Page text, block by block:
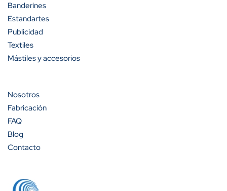
A partir de 25 unidades
A partir de 50 unidades
A partir de 100 unidades
Banderines
Estandartes
Publicidad
Textiles
Mástiles y accesorios
Nosotros
Fabricación
FAQ
Blog
Contacto